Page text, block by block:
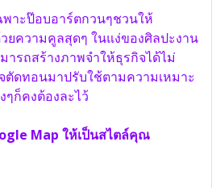
พาะป๊อบอาร์ตกวนๆชวนให้
ยความคูลสุดๆ ในแง่ของศิลปะงาน
รถสร้างภาพจำให้ธุรกิจได้ไม่
ตัดทอนมาปรับใช้ตามความเหมาะ
ๆก็คงต้องละไว้
Map ให้เป็นสไตล์คุณ